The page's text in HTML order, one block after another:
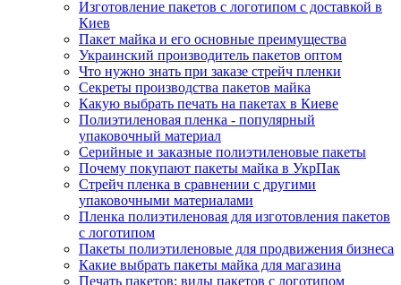
Изготовление пакетов с логотипом с доставкой в
Киев
Пакет майка и его основные преимущества
Украинский производитель пакетов оптом
Что нужно знать при заказе стрейч пленки
Секреты производства пакетов майка
Какую выбрать печать на пакетах в Киеве
Полиэтиленовая пленка - популярный
упаковочный материал
Серийные и заказные полиэтиленовые пакеты
Почему покупают пакеты майка в УкрПак
Стрейч пленка в сравнении с другими
упаковочными материалами
Пленка полиэтиленовая для изготовления пакетов
с логотипом
Пакеты полиэтиленовые для продвижения бизнеса
Какие выбрать пакеты майка для магазина
Печать пакетов: виды пакетов с логотипом